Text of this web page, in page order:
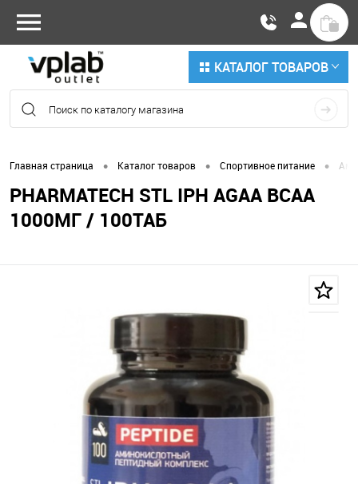
КАТАЛОГ ТОВАРОВ
Главная страница • Каталог товаров • Спортивное питание •
PHARMATECH STL IPH AGAA BCAA
1000МГ / 100ТАБ